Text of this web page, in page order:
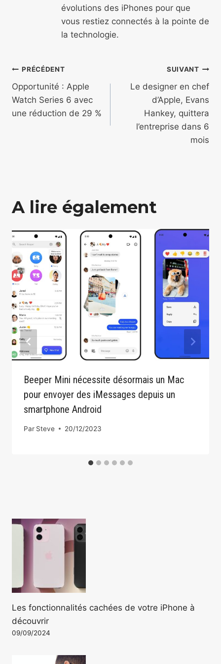
évolutions des iPhones pour que
vous restiez connectés à la pointe de
la technologie.
Navigation
de
l’article
PRÉCÉDENT
Opportunité : Apple
Watch Series 6 avec
une réduction de 29 %
SUIVANT
Le designer en chef
d’Apple, Evans
Hankey, quittera
l’entreprise dans 6
mois
A lire également
Beeper Mini nécessite désormais un Mac
pour envoyer des iMessages depuis un
smartphone Android
Par Steve 20/12/2023
Les fonctionnalités cachées de votre iPhone à
découvrir
09/09/2024